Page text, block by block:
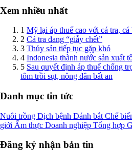
Xem nhiều nhất
1 Mỹ lại áp thuế cao với cá tra, cá
2 Cá tra đang “giẫy chết”
3 Thủy sản tiếp tục gặp khó
4 Indonesia thành nước sản xuất
5 Sau quyết định áp thuế chống
tôm trồi sụt, nông dân bất an
Danh mục tin tức
Nuôi trồng Dịch bệnh Đánh bắt Chế
giới Ẩm thực Doanh nghiệp Tổng hợp
Đăng ký nhận bản tin